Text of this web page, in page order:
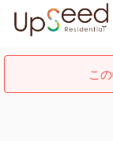
こ